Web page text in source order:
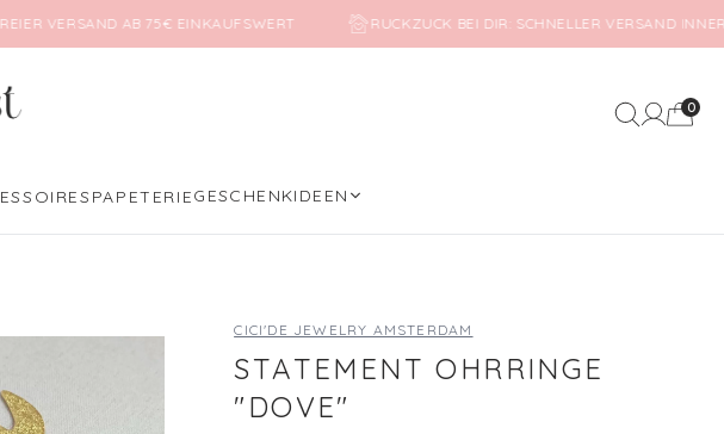
VERSAND AB 75€ EINKAUFSWERT RUCKZUCK BEI DIR: SCHNELLER VERSAND
0
PAPETERIEGESCHENKIDEEN
CICI'DE JEWELRY AMSTERDAM
STATEMENT OHRRINGE
"DOVE"